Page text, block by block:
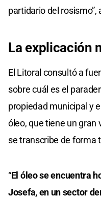
partidario del rosismo”,
La explicación
El Litoral consultó a
sobre cuál es el
propiedad municipal y
óleo, que tiene un gran
se transcribe de forma
“El óleo se encuentra
Josefa, en un sector